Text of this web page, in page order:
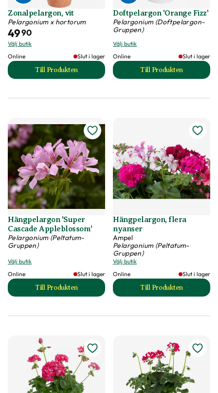
Zonalpelargon, vit
Pelargonium x hortorum
4990
Välj butik
Online
Slut i lager
Till Produkten
till Zonalpelargon, vit produktsida
Doftpelargon 'Orange Fizz'
Pelargonium (Doftpelargon-
Gruppen)
Välj butik
Online
Slut i lager
Till Produkten
till Doftpelargon
Hängpelargon 'Super
Cascade Appleblossom'
Pelargonium (Peltatum-
Gruppen)
Välj butik
Online
Slut i lager
Till Produkten
till Hängpelargon 'Super Cascade Appleblossom'
Hängpelargon, flera
nyanser
Ampel
Pelargonium (Peltatum-
Gruppen)
Välj butik
Online
Slut i lager
Till Produkten
till Hängpelargon,